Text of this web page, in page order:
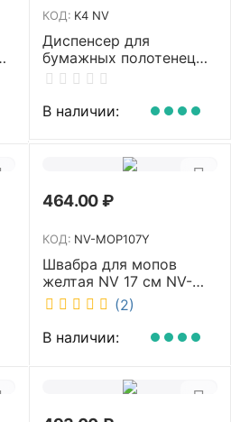
КОД: K4 NV
Диспенсер для
бумажных полотенец
NV белый K4 NV
В наличии:
464.00₽
КОД: NV-MOP107Y
Швабра для мопов
желтая NV 17 см NV-
MOP107Y (2)
В наличии: